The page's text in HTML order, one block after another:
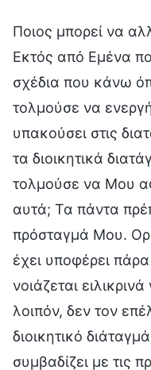
Ποιος μπορεί να
Εκτός από Εμένα
σχέδια που κάνω
τολμούσε να
υπακούσει στις
τα διοικητικά
τολμούσε να Μου
αυτά; Τα πάντα
πρόσταγμά Μου.
έχει υποφέρει πάρα
νοιάζεται
λοιπόν, δεν τον
διοικητικό
συμβαδίζει με τις